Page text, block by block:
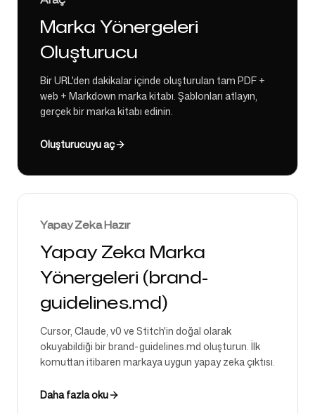
Marka Yönergeleri
Oluşturucu
Bir URL'den dakikalar içinde oluşturulan tam PDF +
web + Markdown marka kitabı. Şablonları atlayın,
gerçek bir marka kitabı edinin.
Oluşturucuyu aç
Yapay Zeka Hazır
Yapay Zeka Marka
Yönergeleri (brand-
guidelines.md)
Cursor, Claude, v0 ve Stitch'in doğal olarak
okuyabildiği bir brand-guidelines.md oluşturun. İlk
komuttan itibaren markaya uygun yapay zeka çıktısı.
Daha fazla oku